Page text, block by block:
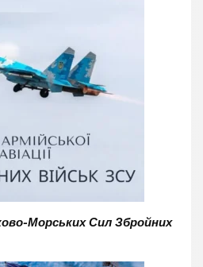
Морських Сил Збройних